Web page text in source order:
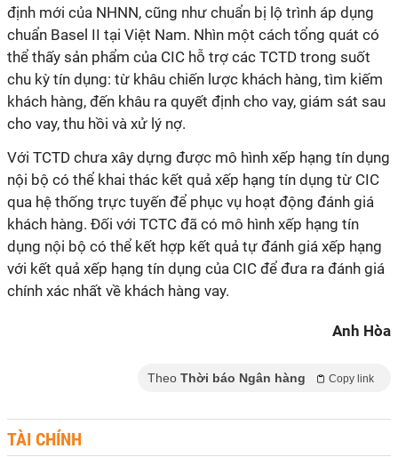
định mới của NHNN, cũng như chuẩn bị lộ trình áp dụng
chuẩn Basel II tại Việt Nam. Nhìn một cách tổng quát có
thể thấy sản phẩm của CIC hỗ trợ các TCTD trong suốt
chu kỳ tín dụng: từ khâu chiến lược khách hàng, tìm kiếm
khách hàng, đến khâu ra quyết định cho vay, giám sát sau
cho vay, thu hồi và xử lý nợ.
Với TCTD chưa xây dựng được mô hình xếp hạng tín dụng
nội bộ có thể khai thác kết quả xếp hạng tín dụng từ CIC
qua hệ thống trực tuyến để phục vụ hoạt động đánh giá
khách hàng. Đối với TCTC đã có mô hình xếp hạng tín
dụng nội bộ có thể kết hợp kết quả tự đánh giá xếp hạng
với kết quả xếp hạng tín dụng của CIC để đưa ra đánh giá
chính xác nhất về khách hàng vay.
Anh Hòa
Theo Thời báo Ngân hàng Copy link
TÀI CHÍNH